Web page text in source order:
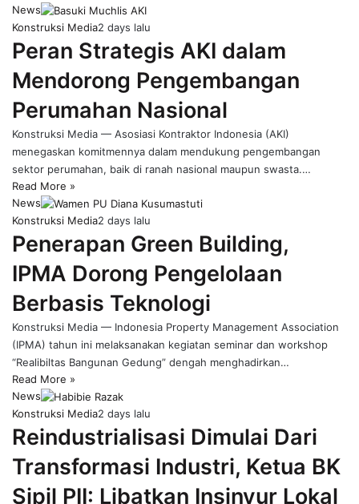
News
Konstruksi Media2 days lalu
Peran Strategis AKI dalam
Mendorong Pengembangan
Perumahan Nasional
Konstruksi Media — Asosiasi Kontraktor Indonesia (AKI)
menegaskan komitmennya dalam mendukung pengembangan
sektor perumahan, baik di ranah nasional maupun swasta.…
Read More »
News
Konstruksi Media2 days lalu
Penerapan Green Building,
IPMA Dorong Pengelolaan
Berbasis Teknologi
Konstruksi Media — Indonesia Property Management Association
(IPMA) tahun ini melaksanakan kegiatan seminar dan workshop
“Realibiltas Bangunan Gedung” dengah menghadirkan…
Read More »
News
Konstruksi Media2 days lalu
Reindustrialisasi Dimulai Dari
Transformasi Industri, Ketua BK
Sipil PII: Libatkan Insinyur Lokal